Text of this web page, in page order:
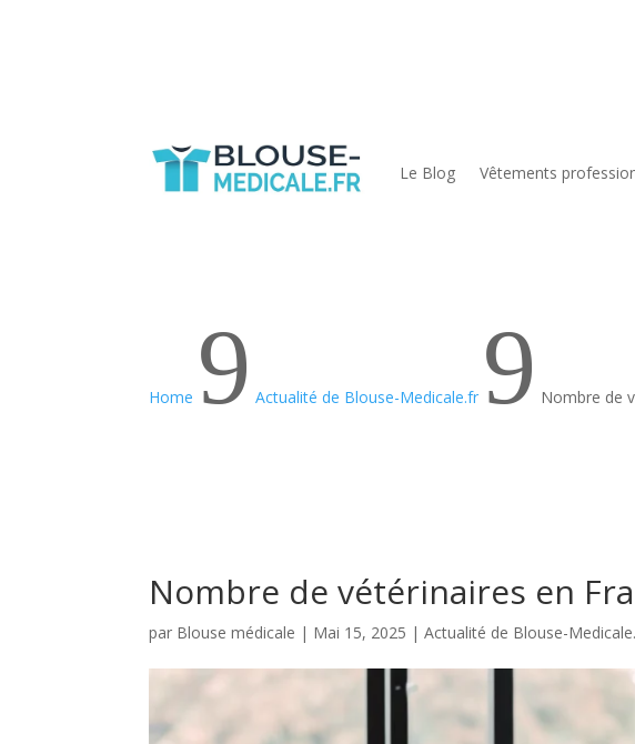
Le Blog Vêtements
Home 9 Actualité de Blouse-Medicale.fr 9 Nombre de
Nombre de vétérinaires en
par Blouse médicale | Mai 15, 2025 |Actualité de Blouse-